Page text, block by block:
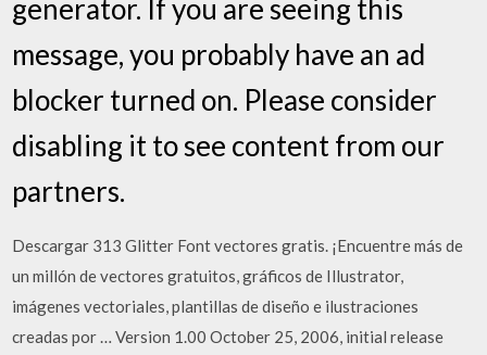
generator. If you are seeing this
message, you probably have an ad
blocker turned on. Please consider
disabling it to see content from our
partners.
Descargar 313 Glitter Font vectores gratis. ¡Encuentre más de
un millón de vectores gratuitos, gráficos de Illustrator,
imágenes vectoriales, plantillas de diseño e ilustraciones
creadas por … Version 1.00 October 25, 2006, initial release